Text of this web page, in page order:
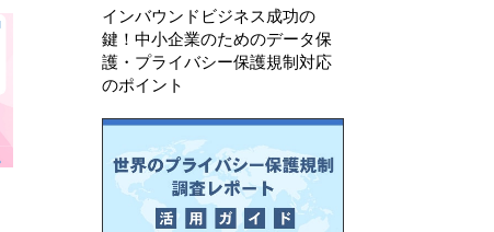
2026年 7月 21日
AIチャットボット導入後に必要な
インバウンドビジネス成功の
鍵！中小企業のためのデータ保
護・プライバシー保護規制対応
のポイント